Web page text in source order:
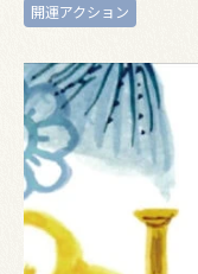
開運アクション